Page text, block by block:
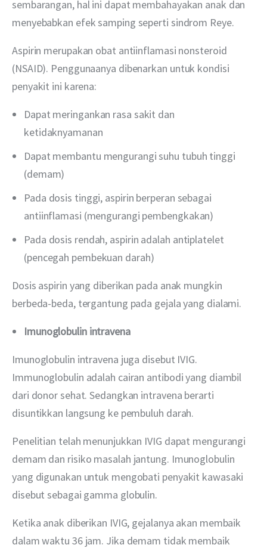
sembarangan, hal ini dapat membahayakan anak dan
menyebabkan efek samping seperti sindrom Reye.
Aspirin merupakan obat antiinflamasi nonsteroid
(NSAID). Penggunaanya dibenarkan untuk kondisi
penyakit ini karena:
Dapat meringankan rasa sakit dan
ketidaknyamanan
Dapat membantu mengurangi suhu tubuh tinggi
(demam)
Pada dosis tinggi, aspirin berperan sebagai
antiinflamasi (mengurangi pembengkakan)
Pada dosis rendah, aspirin adalah antiplatelet
(pencegah pembekuan darah)
Dosis aspirin yang diberikan pada anak mungkin
berbeda-beda, tergantung pada gejala yang dialami.
Imunoglobulin intravena
Imunoglobulin intravena juga disebut IVIG.
Immunoglobulin adalah cairan antibodi yang diambil
dari donor sehat. Sedangkan intravena berarti
disuntikkan langsung ke pembuluh darah.
Penelitian telah menunjukkan IVIG dapat mengurangi
demam dan risiko masalah jantung. Imunoglobulin
yang digunakan untuk mengobati penyakit kawasaki
disebut sebagai gamma globulin.
Ketika anak diberikan IVIG, gejalanya akan membaik
dalam waktu 36 jam. Jika demam tidak membaik